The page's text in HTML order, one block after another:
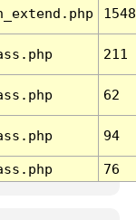
1548
211
62
94
76